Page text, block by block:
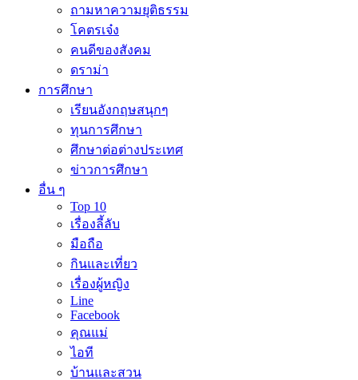
ถามหาความยุติธรรม
โคตรเจ๋ง
คนดีของสังคม
ดราม่า
การศึกษา
เรียนอังกฤษสนุกๆ
ทุนการศึกษา
ศึกษาต่อต่างประเทศ
ข่าวการศึกษา
อื่น ๆ
Top 10
เรื่องลี้ลับ
มือถือ
กินและเที่ยว
เรื่องผู้หญิง
Line
Facebook
คุณแม่
ไอที
บ้านและสวน